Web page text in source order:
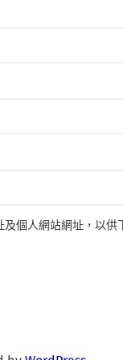
個人網站網址，以供